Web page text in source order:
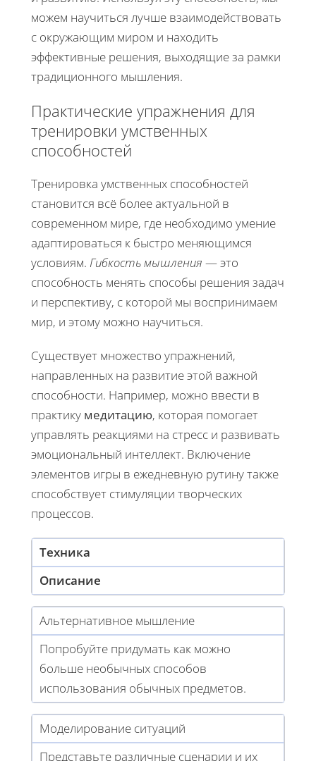
можем научиться лучше взаимодействовать
с окружающим миром и находить
эффективные решения, выходящие за рамки
традиционного мышления.
Практические упражнения для
тренировки умственных
способностей
Тренировка умственных способностей
становится всё более актуальной в
современном мире, где необходимо умение
адаптироваться к быстро меняющимся
условиям. Гибкость мышления — это
способность менять способы решения задач
и перспективу, с которой мы воспринимаем
мир, и этому можно научиться.
Существует множество упражнений,
направленных на развитие этой важной
способности. Например, можно ввести в
практику медитацию, которая помогает
управлять реакциями на стресс и развивать
эмоциональный интеллект. Включение
элементов игры в ежедневную рутину также
способствует стимуляции творческих
процессов.
Техника
Описание
Альтернативное мышление
Попробуйте придумать как можно
больше необычных способов
использования обычных предметов.
Моделирование ситуаций
Представьте различные сценарии и их